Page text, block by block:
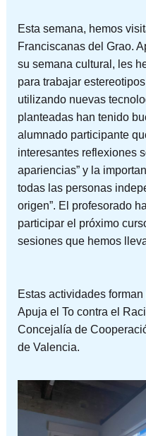
Esta semana, hemos
Franciscanas del Grao.
su semana cultural, les
para trabajar
utilizando nuevas
planteadas han tenido
alumnado participante
interesantes reflexiones
apariencias” y la
todas las personas
origen”. El profesorado
participar el próximo
sesiones que hemos
Estas actividades
Apuja el To contra el
Concejalía de
de Valencia.